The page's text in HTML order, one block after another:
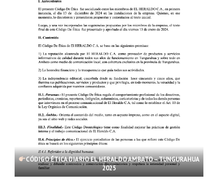
CÓDIGO ÉTICA DIARIO EL HERALDO AMBATO – TUNGURAHUA
2025